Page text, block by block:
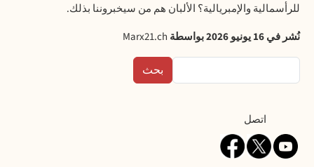
للرأسمالية والإمبريالية؟ الألبان هم من سيخبروننا بذلك.
نُشر في 16 يونيو 2026 بواسطة
Marx21.ch
Contactاتصل